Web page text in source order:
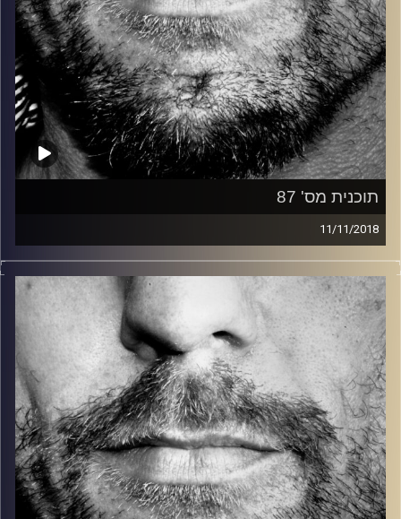
תוכנית מס' 87
11/11/2018
זיפים, מוזיקה מחוספסת של הופעות חיות. הרבה ג'אם, רוק,
בלוז, bluegrass, ג'אז, Fאנק, פרוגרסיב ואפילו אלקטרוניקה.
כל מה שחי, אמיתי ונושם.
עם שמוליק רגב.
קרדיט תמונות: David Goehring